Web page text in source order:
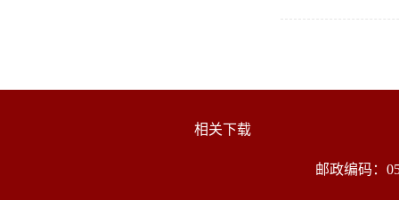
相关下载
邮政编码：